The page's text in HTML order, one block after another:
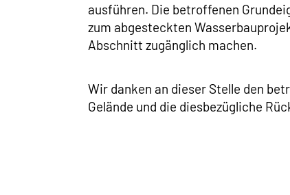
ausführen. Die betroffenen
zum abgesteckten
Abschnitt zugänglich machen.
Wir danken an dieser Stelle den
Gelände und die diesbezügliche